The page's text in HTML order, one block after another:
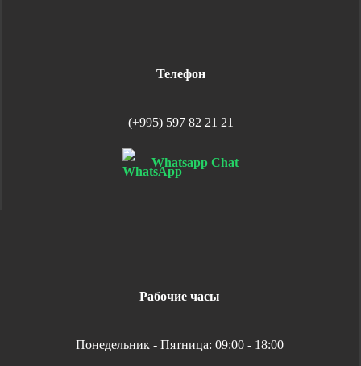
Телефон
(+995) 597 82 21 21
Whatsapp Chat
Рабочие часы
Понедельник - Пятница: 09:00 - 18:00